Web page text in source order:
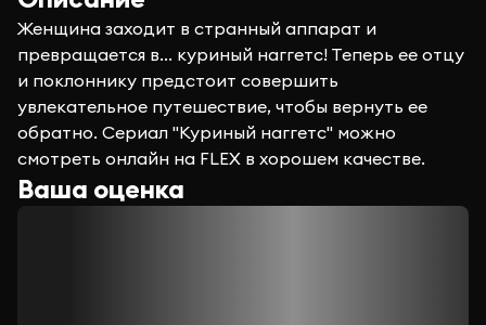
Женщина заходит в странный аппарат и
превращается в... куриный наггетс! Теперь ее отцу
и поклоннику предстоит совершить
увлекательное путешествие, чтобы вернуть ее
обратно. Сериал "Куриный наггетс" можно
смотреть онлайн на FLEX в хорошем качестве.
Ваша оценка